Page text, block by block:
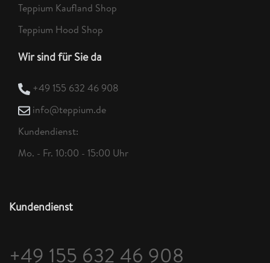
Teppium Kaufland Shop
Teppium Hood Shop
Wir sind für Sie da
+49 155 632 46 908
info@teppium.de
Kundendienst:
Mo. - Fr. 10:00 - 15:00 Uhr
Kundendienst
+49 155 632 46 908